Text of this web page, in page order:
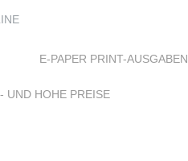
E-PAPER PRINT-AUSGABEN
UND HOHE PREISE